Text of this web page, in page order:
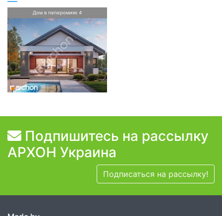
Дом в пеперомиях 4
Подпишитесь на рассылку
АРХОН Украина
Подписаться на рассылку!